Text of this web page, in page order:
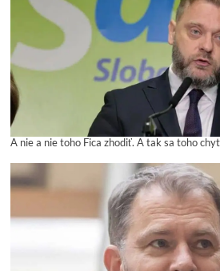
A nie a nie toho Fica zhodiť. A tak sa toho